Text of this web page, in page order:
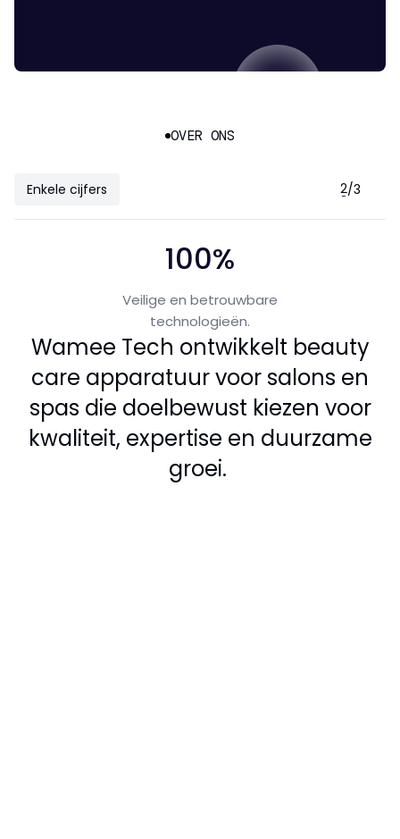
OVER ONS
Enkele cijfers 2
3
/3
100%
Veilige en betrouwbare
technologieën.
Wamee Tech ontwikkelt beauty
care apparatuur voor salons en
spas die doelbewust kiezen voor
kwaliteit, expertise en duurzame
groei.